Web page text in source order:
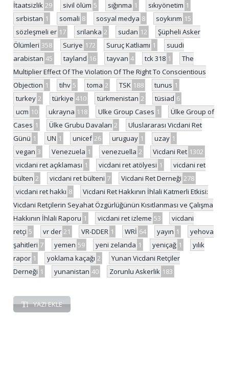
İtaatsizlik 29 sivil ölüm 5 sığınma 1 sıkıyönetim 1
sırbistan 1 somali 8 sosyal medya 8 soykırım 15
sözleşmeli er 17 srilanka 2 sudan 12
Şüpheli Asker
Ölümleri 358 Suriye 172 Suruç Katliamı 1
suudi
arabistan 45 tayland 16 tayvan 4 tck 318 1
The
Multiplier Effect Of The Violation Of The Right To Conscientious
Objection 1 tihv 5 toma 2 TSK 188 tunus 1
turkey 2 türkiye 410 türkmenistan 2 tüsiad 6
ucm 10 ukrayna 118 Ulke Group Cases 1
Ülke Group of
Cases 1 Ülke Grubu Davaları 2
Uluslararası Vicdani Ret
Günü 1 UN 1 unicef 26 uruguay 1 uzay 1
vegan 3 Venezuela 1 venezuella 2 Vicdani Ret 1302
vicdani ret açıklaması 1 vicdani ret atölyesi 1
vicdani ret
bülten 2 vicdani ret bülteni 7 Vicdani Ret Derneği 278
vicdani ret hakkı 8
Vicdani Ret Hakkının İhlali Katmerli Etkisi:
Vicdani Retçilerin Seyahat Özgürlüğünün Kısıtlanması ve Çalışma
Hakkının İhlali Raporu 1 vicdani ret izleme 53
vicdani
retçi 5 vr der 21 VR-DDER 1 WRİ 64 yayın 1
yehova
şahitleri 7 yemen 59 yeni zelanda 1 yeniçağ 1
yılık
rapor 1 yoklama kaçağı 2
Yunan Vicdani Retçiler
Derneği 1 yunanistan 40 Zorunlu Askerlik 183
YAZI EKLE